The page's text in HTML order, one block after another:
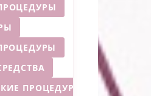
ПРОЦЕДУРЫ